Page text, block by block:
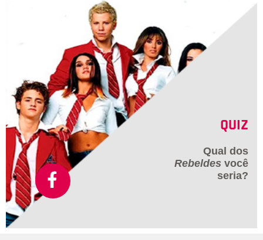
QUIZ
Qual dos
Rebeldes você
seria?